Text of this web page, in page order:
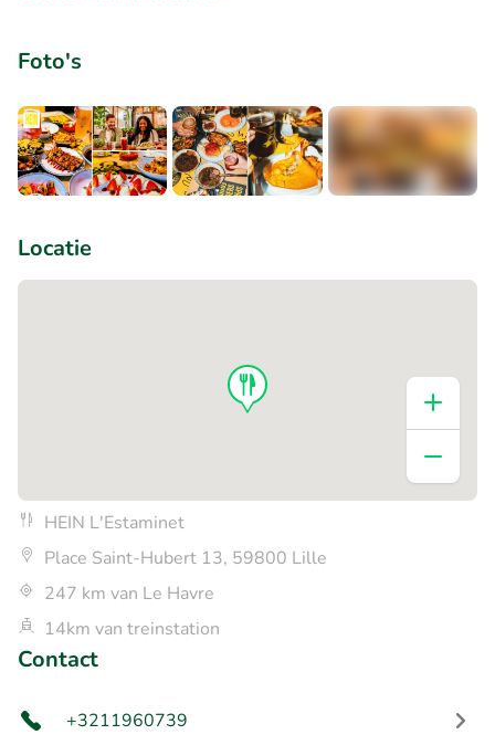
Foto's
Locatie
HEIN L'Estaminet
Place Saint-Hubert 13, 59800 Lille
247 km van Le Havre
14km van treinstation
Contact
+3211960739